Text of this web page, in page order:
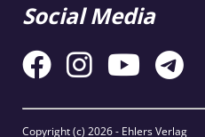
Social Media
Copyright (c) 2026 - Ehlers Verlag